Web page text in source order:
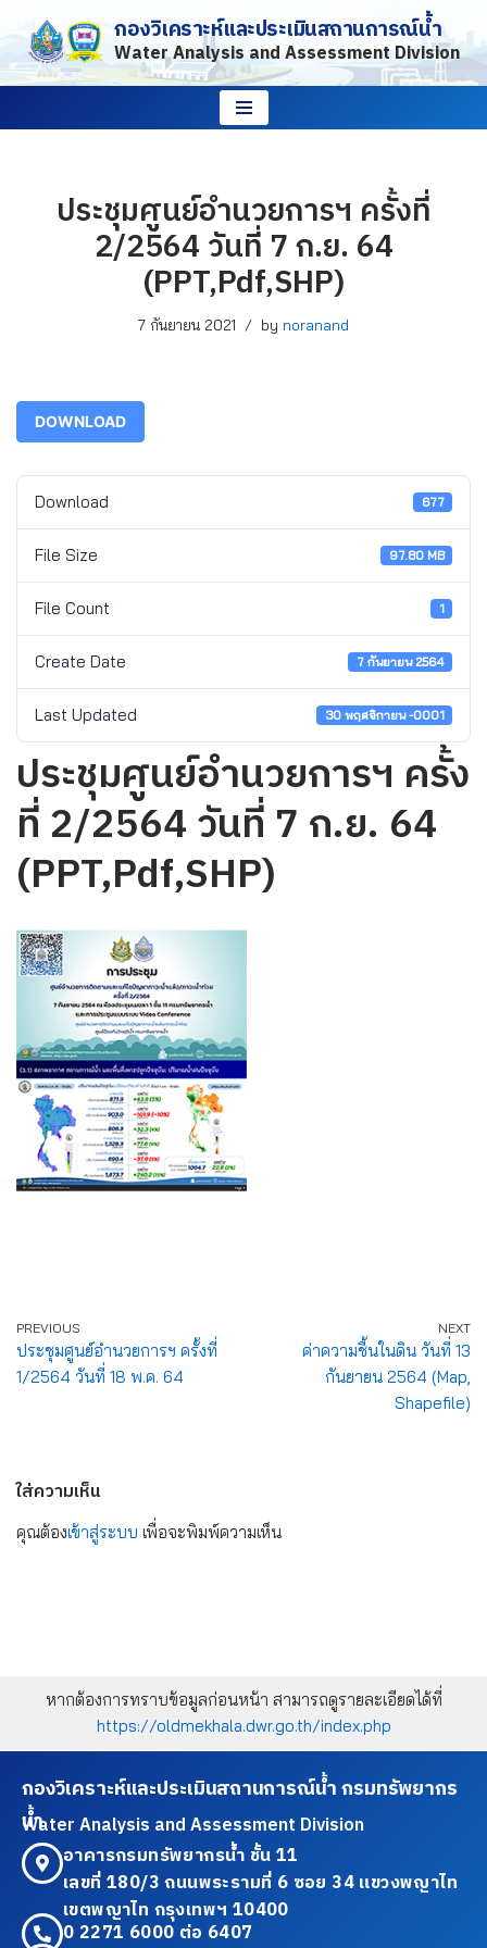
Skip
to
กองวิเคราะห์และประเมินสถานการณ์น้ำ
Water Analysis and Assessment Division
ประชุมศูนย์อำนวยการฯ ครั้งที่
2/2564 วันที่ 7 ก.ย. 64
(PPT,Pdf,SHP)
7 กันยายน 2021 by noranand
DOWNLOAD
Download 677
File Size 97.80 MB
File Count 1
Create Date 7 กันยายน 2564
Last Updated 30 พฤศจิกายน -0001
ประชุมศูนย์อำนวยการฯ ครั้ง
ที่ 2/2564 วันที่ 7 ก.ย. 64
(PPT,Pdf,SHP)
PREVIOUS
ประชุมศูนย์อำนวยการฯ ครั้งที่
1/2564 วันที่ 18 พ.ค. 64
NEXT
ค่าความชื้นในดิน วันที่ 13
กันยายน 2564 (Map,
Shapefile)
ใส่ความเห็น
คุณต้องเข้าสู่ระบบ เพื่อจะพิมพ์ความเห็น
หากต้องการทราบข้อมูลก่อนหน้า สามารถดูรายละเอียดได้ที่
https://oldmekhala.dwr.go.th/index.php
กองวิเคราะห์และประเมินสถานการณ์น้ำ กรมทรัพยากร
น้ำ
Water Analysis and Assessment Division
อาคารกรมทรัพยากรน้ำ ชั้น 11
เลขที่ 180/3 ถนนพระรามที่ 6 ซอย 34 แขวงพญาไท
เขตพญาไท กรุงเทพฯ 10400
0 2271 6000 ต่อ 6407